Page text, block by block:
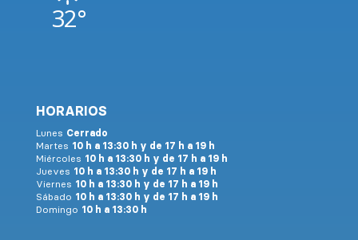
32°
HORARIOS
Lunes Cerrado
Martes 10 h a 13:30 h y de 17 h a 19 h
Miércoles 10 h a 13:30 h y de 17 h a 19 h
Jueves 10 h a 13:30 h y de 17 h a 19 h
Viernes 10 h a 13:30 h y de 17 h a 19 h
Sábado 10 h a 13:30 h y de 17 h a 19 h
Domingo 10 h a 13:30 h